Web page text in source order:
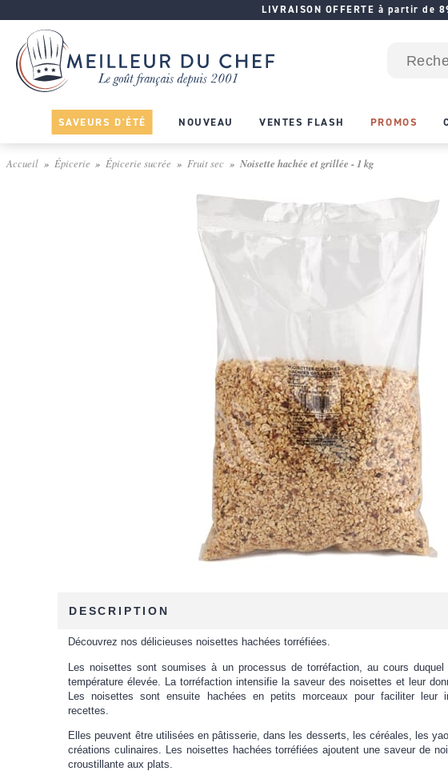
LIVRAISON OFFERTE à partir de
SAVEURS D'ÉTÉ NOUVEAU VENTES FLASH PROMOS
Accueil Épicerie Épicerie sucrée Fruit sec Noisette hachée et grillée - 1 kg
DESCRIPTION
Découvrez nos délicieuses noisettes hachées torréfiées.
Les noisettes sont soumises à un processus de torréfaction, au cours
température élevée. La torréfaction intensifie la saveur des noisettes et leur
Les noisettes sont ensuite hachées en petits morceaux pour faciliter leur
recettes.
Elles peuvent être utilisées en pâtisserie, dans les desserts, les céréales, les
créations culinaires. Les noisettes hachées torréfiées ajoutent une saveur de
croustillante aux plats.